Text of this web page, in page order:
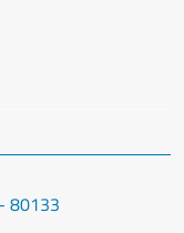
80133